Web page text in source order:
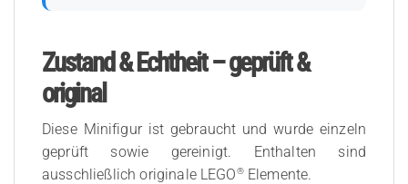
Zustand & Echtheit – geprüft &
original
Diese Minifigur ist gebraucht und wurde einzeln
geprüft sowie gereinigt. Enthalten sind
ausschließlich originale LEGO®Elemente.